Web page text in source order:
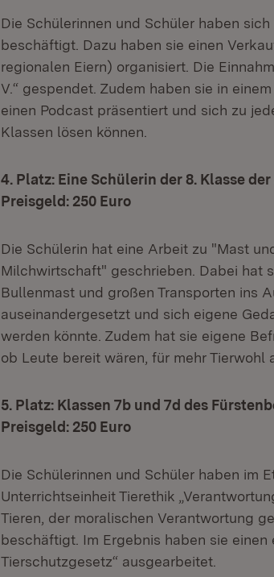
Die Schülerinnen und Schüler haben
beschäftigt. Dazu haben sie einen
regionalen Eiern) organisiert. Die
V.“ gespendet. Zudem haben sie in
einen Podcast präsentiert und sich zu
Klassen lösen können.
4. Platz: Eine Schülerin der 8. Klasse
Preisgeld: 250 Euro
Die Schülerin hat eine Arbeit zu "Mast
Milchwirtschaft" geschrieben. Dabei hat
Bullenmast und großen Transporten ins
auseinandergesetzt und sich eigene
werden könnte. Zudem hat sie eigene
ob Leute bereit wären, für mehr Tierwohl
5. Platz: Klassen 7b und 7d des
Preisgeld: 250 Euro
Die Schülerinnen und Schüler haben im
Unterrichtseinheit Tierethik
Tieren, der moralischen Verantwortung
beschäftigt. Im Ergebnis haben sie einen
Tierschutzgesetz“ ausgearbeitet.